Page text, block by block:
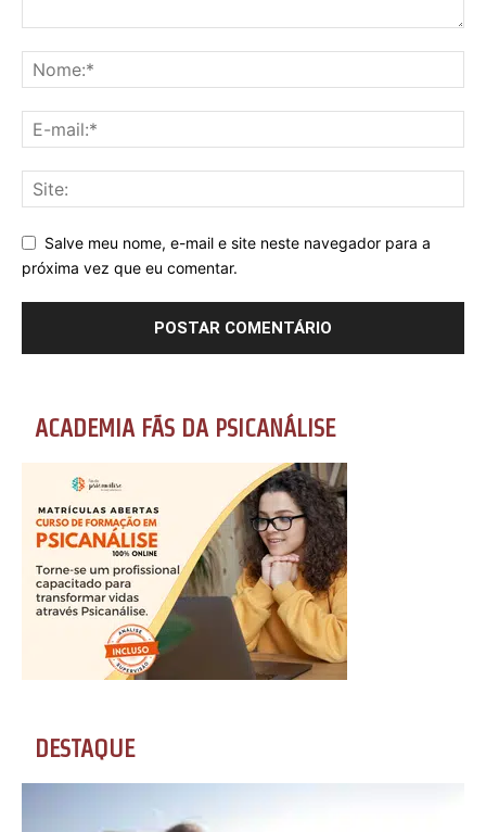
Salve meu nome, e-mail e site neste navegador para a
próxima vez que eu comentar.
ACADEMIA FÃS DA PSICANÁLISE
DESTAQUE